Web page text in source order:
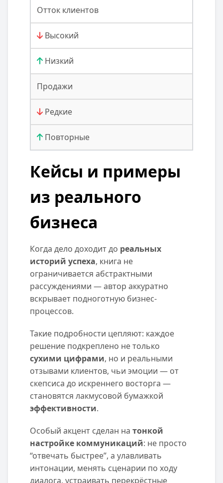
Отток клиентов
Высокий
Низкий
Продажи
Редкие
Повторные
Кейсы и примеры
из реального
бизнеса
Когда дело доходит до реальных
историй успеха, книга не
ограничивается абстрактными
рассуждениями — автор аккуратно
вскрывает подноготную бизнес-
процессов.
Такие подробности цепляют: каждое
решение подкреплено не только
сухими цифрами, но и реальными
отзывами клиентов, чьи эмоции — от
скепсиса до искреннего восторга —
становятся лакмусовой бумажкой
эффективности.
Особый акцент сделан на тонкой
настройке коммуникаций: не просто
“отвечать быстрее”, а улавливать
интонации, менять сценарии по ходу
диалога, устраивать перекрёстные